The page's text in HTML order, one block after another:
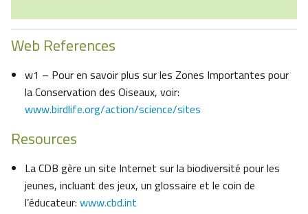
Web References
w1 – Pour en savoir plus sur les Zones Importantes pour
la Conservation des Oiseaux, voir:
www.birdlife.org/action/science/sites
Resources
La CDB gère un site Internet sur la biodiversité pour les
jeunes, incluant des jeux, un glossaire et le coin de
l’éducateur: www.cbd.int